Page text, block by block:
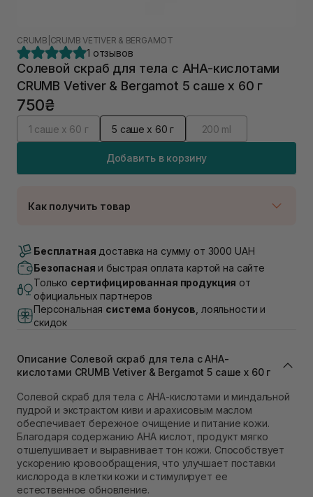
CRUMB CRUMB VETIVER & BERGAMOT
1 отзывов
Солевой скраб для тела с AHA-кислотами
CRUMB Vetiver & Bergamot 5 саше х 60 г
750₴
1 саше х 60 г 5 саше х 60 г 200 ml
Добавить в корзину
Как получить товар
Нет в наличии!
Самовывоз г. Луцк, Винниченка 4
Самовывоз г. Львов, ул. Академика Подстригача,
1В (Duck's Lake)
Нет в наличии!
Самовывоз Львов (Ивана Франко 36)
Самовывоз г. Львов ул. Степана Бандеры 43
В наличии
Нет в наличии!
Самовывоз г. Ровно, ул. Кулика и Гудачека 23 (ТЦ
Экватор)
Нет в наличии!
Бесплатная доставка на сумму от 3000 UAH
Безопасная и быстрая оплата картой на сайте
Только сертифицированная продукция от
официальных партнеров
Персональная система бонусов , лояльности и
скидок
Описание Солевой скраб для тела с AHA-
кислотами CRUMB Vetiver & Bergamot 5 саше х 60 г
Солевой скраб для тела с AHA-кислотами и миндальной
пудрой и экстрактом киви и арахисовым маслом
обеспечивает бережное очищение и питание кожи.
Благодаря содержанию AHA кислот, продукт мягко
отшелушивает и выравнивает тон кожи. Способствует
ускорению кровообращения, что улучшает поставки
кислорода в клетки кожи и стимулирует ее
естественное обновление.